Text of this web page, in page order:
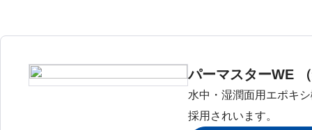
パーマスターWE （
水中・湿潤面用エポキ
採用されいます。